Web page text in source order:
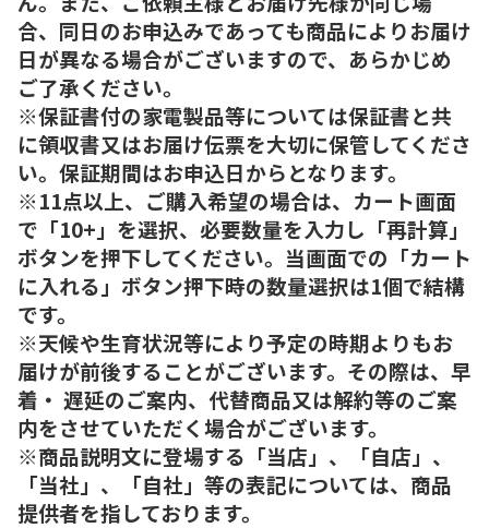
合、同日のお申込みであっても商品によりお届け
日が異なる場合がございますので、あらかじめ
ご了承ください。
※保証書付の家電製品等については保証書と共
に領収書又はお届け伝票を大切に保管してくださ
い。保証期間はお申込日からとなります。
※11点以上、ご購入希望の場合は、カート画面
で「10+」を選択、必要数量を入力し「再計算」
ボタンを押下してください。当画面での「カート
に入れる」ボタン押下時の数量選択は1個で結構
です。
※天候や生育状況等により予定の時期よりもお
届けが前後することがございます。その際は、早
着・ 遅延のご案内、代替商品又は解約等のご案
内をさせていただく場合がございます。
※商品説明文に登場する「当店」、「自店」、
「当社」、「自社」等の表記については、商品
提供者を指しております。